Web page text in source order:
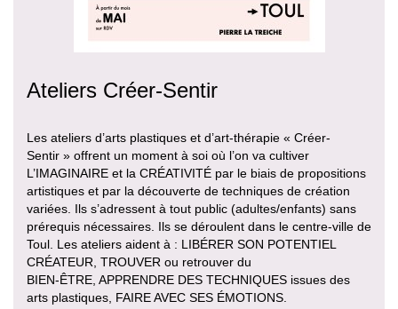
Ateliers Créer-Sentir
Les ateliers d’arts plastiques et d’art-thérapie « Créer-
Sentir » offrent un moment à soi où l’on va cultiver
L’IMAGINAIRE et la CRÉATIVITÉ par le biais de propositions
artistiques et par la découverte de techniques de création
variées. Ils s’adressent à tout public (adultes/enfants) sans
prérequis nécessaires. Ils se déroulent dans le centre-ville de
Toul. Les ateliers aident à : LIBÉRER SON POTENTIEL
CRÉATEUR, TROUVER ou retrouver du
BIEN-ÊTRE, APPRENDRE DES TECHNIQUES issues des
arts plastiques, FAIRE AVEC SES ÉMOTIONS.